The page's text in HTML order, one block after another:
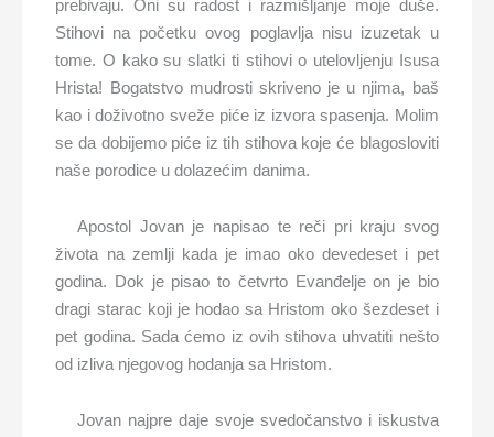
prebivaju. Oni su radost i razmišljanje moje duše.
Stihovi na početku ovog poglavlja nisu izuzetak u
tome. O kako su slatki ti stihovi o utelovljenju Isusa
Hrista! Bogatstvo mudrosti skriveno je u njima, baš
kao i doživotno sveže piće iz izvora spasenja. Molim
se da dobijemo piće iz tih stihova koje će blagosloviti
naše porodice u dolazećim danima.
Apostol Jovan je napisao te reči pri kraju svog
života na zemlji kada je imao oko devedeset i pet
godina. Dok je pisao to četvrto Evanđelje on je bio
dragi starac koji je hodao sa Hristom oko šezdeset i
pet godina. Sada ćemo iz ovih stihova uhvatiti nešto
od izliva njegovog hodanja sa Hristom.
Jovan najpre daje svoje svedočanstvo i iskustva